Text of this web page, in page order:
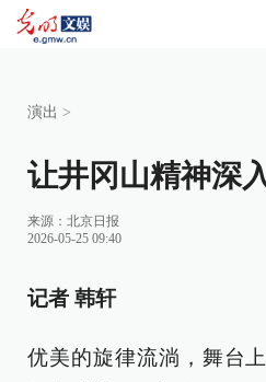
演出 >
让井冈山精神深
来源： 北京日报
2026-05-25 09:40
记者 韩轩
优美的旋律流淌，舞台